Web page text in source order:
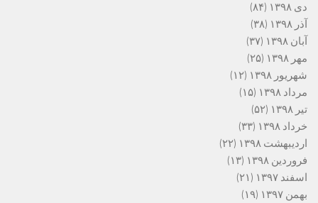
دی ۱۳۹۸
(۸۴)
آذر ۱۳۹۸
(۳۸)
آبان ۱۳۹۸
(۳۷)
مهر ۱۳۹۸
(۲۵)
شهریور ۱۳۹۸
(۱۲)
مرداد ۱۳۹۸
(۱۵)
تیر ۱۳۹۸
(۵۲)
خرداد ۱۳۹۸
(۳۳)
اردیبهشت ۱۳۹۸
(۲۲)
فروردین ۱۳۹۸
(۱۳)
اسفند ۱۳۹۷
(۲۱)
بهمن ۱۳۹۷
(۱۹)